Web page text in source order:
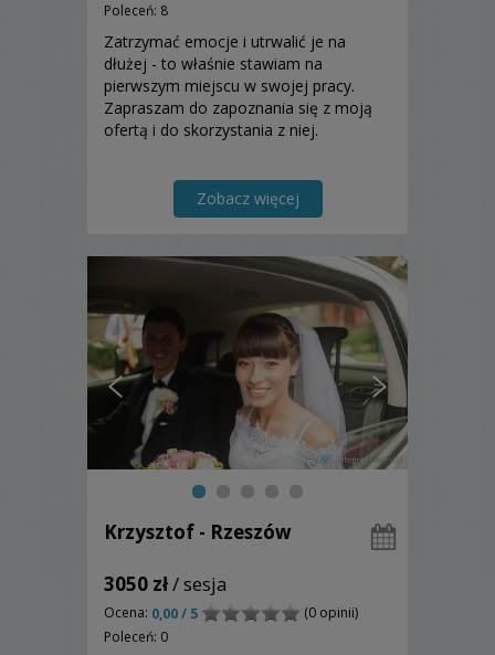
Poleceń: 8
Zatrzymać emocje i utrwalić je na
dłużej - to właśnie stawiam na
pierwszym miejscu w swojej pracy.
Zapraszam do zapoznania się z moją
ofertą i do skorzystania z niej.
Zobacz więcej
Krzysztof - Rzeszów
3050 zł/ sesja
Ocena: 0,00 / 5
(0 opinii)
Poleceń: 0